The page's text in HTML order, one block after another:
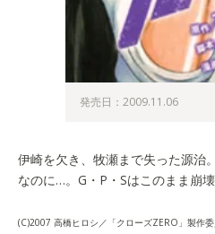
発売日：2009.11.06
伊崎を欠き、牧瀬まで失った源治
なのに…。G・P・Sはこのまま崩
(C)2007 高橋ヒロシ／「クローズZERO」製作